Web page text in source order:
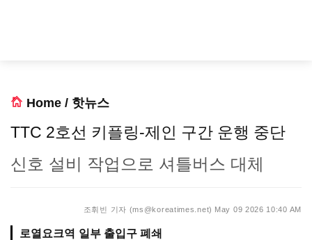
Home / 핫뉴스
TTC 2호선 키플링-제인 구간 운행 중단
신호 설비 작업으로 셔틀버스 대체
조휘빈 기자 (ms@koreatimes.net) May 09 2026 10:40 AM
로열요크역 일부 출입구 폐쇄